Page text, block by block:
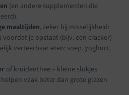
(en andere supplementen die
maaltijden, zeker bij misselijkheid:
voordat je opstaat (bijv. een cracker)
verteerbaar eten: soep, yoghurt,
of kruidenthee – kleine slokjes
vaak beter dan grote glazen